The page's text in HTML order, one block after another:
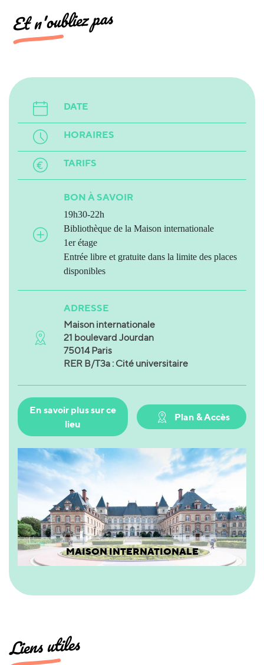
Et n'oubliez pas
DATE
HORAIRES
TARIFS
BON À SAVOIR
19h30-22h
Bibliothèque de la Maison internationale
1er étage
Entrée libre et gratuite dans la limite des places
disponibles
ADRESSE
Maison internationale
21 boulevard Jourdan
75014 Paris
RER B/T3a : Cité universitaire
En savoir plus sur ce
lieu
Plan & Accès
MAISON INTERNATIONALE
Liens utiles